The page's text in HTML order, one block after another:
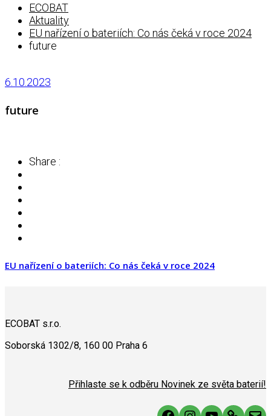
ECOBAT
Aktuality
EU nařízení o bateriích: Co nás čeká v roce 2024
future
6.10.2023
future
Share :
EU nařízení o bateriích: Co nás čeká v roce 2024
ECOBAT s.r.o.
Soborská 1302/8, 160 00 Praha 6
Přihlaste se k odběru Novinek ze světa baterií!